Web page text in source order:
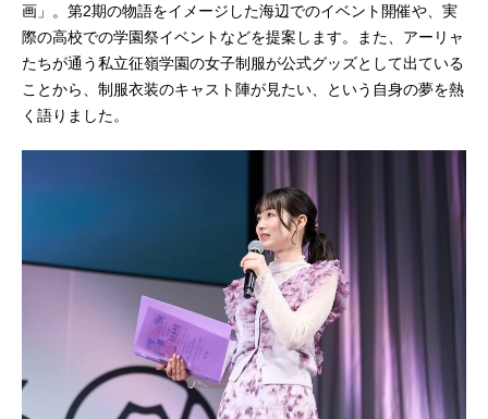
画」。第2期の物語をイメージした海辺でのイベント開催や、実
際の高校での学園祭イベントなどを提案します。また、アーリャ
たちが通う私立征嶺学園の女子制服が公式グッズとして出ている
ことから、制服衣装のキャスト陣が見たい、という自身の夢を熱
く語りました。